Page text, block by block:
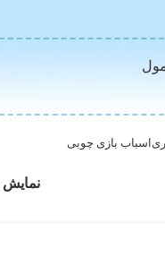
اسباب بازی چوبی
نمایش